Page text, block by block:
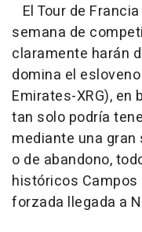
El Tour de
semana de
claramente harán
domina el
Emirates-XRG), en
tan solo podría
mediante una
o de abandono,
históricos
forzada llegada a